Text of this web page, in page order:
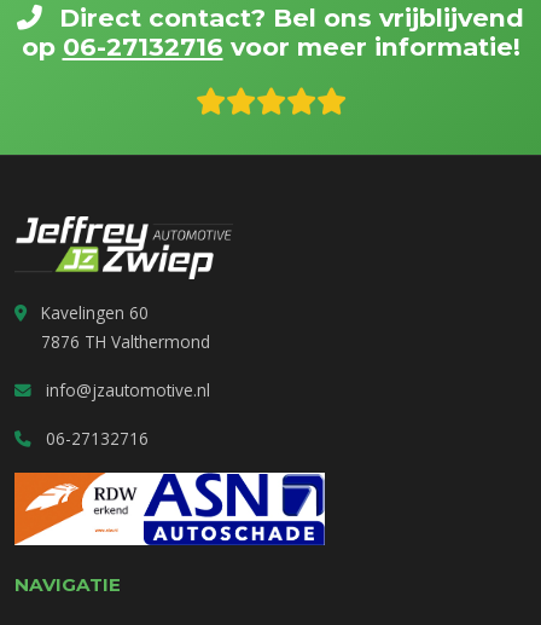
Direct contact? Bel ons vrijblijvend
op 06-27132716 voor meer informatie!
Kavelingen 60
7876 TH Valthermond
info@jzautomotive.nl
06-27132716
NAVIGATIE